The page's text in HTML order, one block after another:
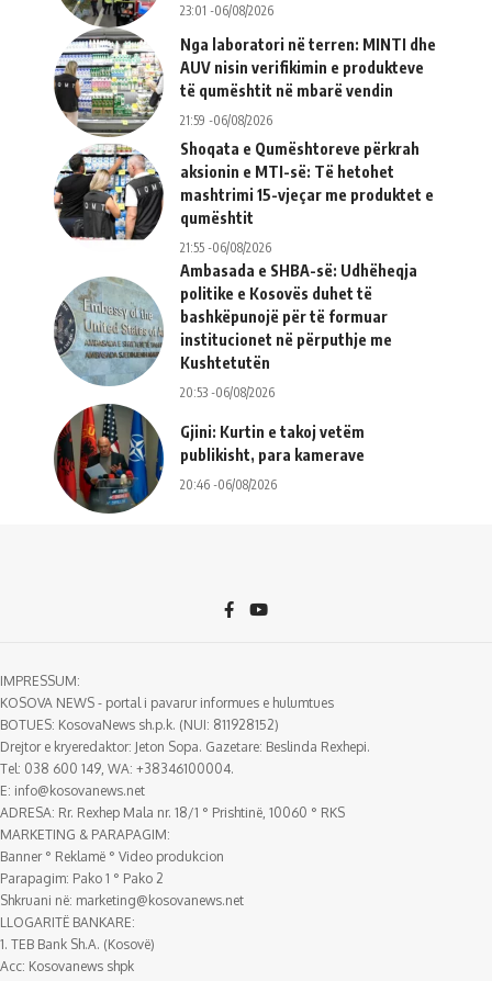
23:01 -06/08/2026
Nga laboratori në terren: MINTI dhe
AUV nisin verifikimin e produkteve
të qumështit në mbarë vendin
21:59 -06/08/2026
Shoqata e Qumështoreve përkrah
aksionin e MTI-së: Të hetohet
mashtrimi 15-vjeçar me produktet e
qumështit
21:55 -06/08/2026
Ambasada e SHBA-së: Udhëheqja
politike e Kosovës duhet të
bashkëpunojë për të formuar
institucionet në përputhje me
Kushtetutën
20:53 -06/08/2026
Gjini: Kurtin e takoj vetëm
publikisht, para kamerave
20:46 -06/08/2026
IMPRESSUM:
KOSOVA NEWS - portal i pavarur informues e hulumtues
BOTUES: KosovaNews sh.p.k. (NUI: 811928152)
Drejtor e kryeredaktor: Jeton Sopa. Gazetare: Beslinda Rexhepi.
Tel: 038 600 149, WA: +38346100004.
E: info@kosovanews.net
ADRESA: Rr. Rexhep Mala nr. 18/1 ° Prishtinë, 10060 ° RKS
MARKETING & PARAPAGIM:
Banner ° Reklamë ° Video produkcion
Parapagim: Pako 1 ° Pako 2
Shkruani në: marketing@kosovanews.net
LLOGARITË BANKARE:
1. TEB Bank Sh.A. (Kosovë)
Acc: Kosovanews shpk